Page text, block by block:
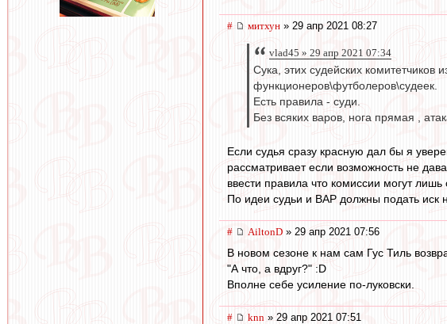
# митхун » 29 апр 2021 08:27
vlad45 » 29 апр 2021 07:34
Сука, этих судейских
функционеров\футболеров\судеек.
Есть правила - суди.
Без всяких варов, нога прямая ,
Если судья сразу красную дал бы я
рассматривает если возможность не
ввести правила что комиссии могут
По идеи судьи и ВАР должны подать иск
# AiltonD » 29 апр 2021 07:56
В новом сезоне к нам сам Гус Тиль
"А что, а вдруг?" :D
Вполне себе усиление по-луковски.
# knn » 29 апр 2021 07:51